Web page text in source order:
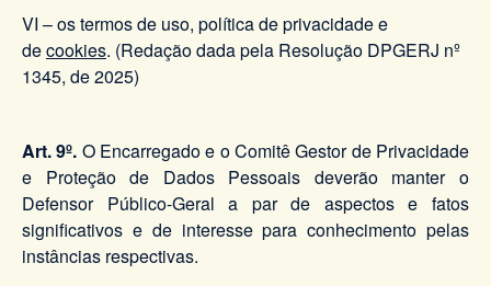
VI – os termos de uso, política de privacidade e
decookies. (Redação dada pela Resolução DPGERJ nº
1345, de 2025)
Art. 9º. O Encarregado e o Comitê Gestor de Privacidade
e Proteção de Dados Pessoais deverão manter o
Defensor Público-Geral a par de aspectos e fatos
significativos e de interesse para conhecimento pelas
instâncias respectivas.